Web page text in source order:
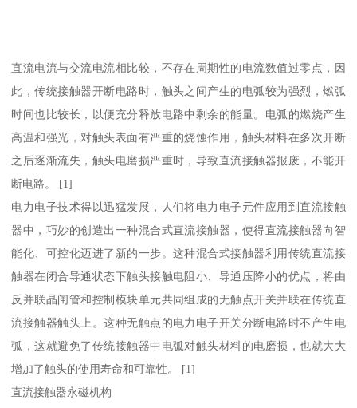
直流电流与交流电流相比较，不存在周期性的电流数值过零点，因
此，传统接触器开断电路时，触头之间产生的电弧较为强烈，燃弧
时间也比较长，以便充分释放电路中剩余的能量。电弧的燃烧产生
高温和强光，对触头表面有严重的烧蚀作用，触头材料在多次开断
之后逐渐流失，触头电磨损严重时，导致直流接触器报废，不能开
断电路。 [1]
电力电子技术得以迅猛发展，人们将电力电子元件应用到直流接触
器中，巧妙的创造出一种混合式直流接触器，使得直流接触器向智
能化、可控化迈进了新的一步。这种混合式接触器利用传统直流接
触器在闭合导通状态下触头接触电阻小、导通压降小的优点，将由
反并联晶闸管和控制模块单元共同组成的无触点开关并联在传统直
流接触器触头上。这种无触点的电力电子开关分断电路时不产生电
弧，这就避免了传统接触器中电弧对触头材料的电磨损，也就大大
增加了触头的使用寿命和可靠性。 [1]
直流接触器永磁机构